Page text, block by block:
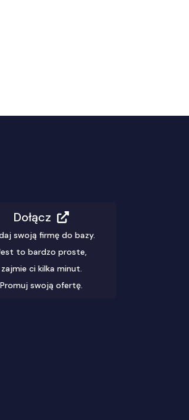
Dołącz
swoją firmę do bazy.
to bardzo proste,
zajmie ci kilka minut.
Promuj swoją ofertę.